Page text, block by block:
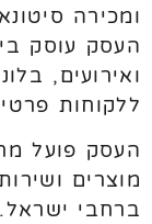
ומכירה
העסק עוסק
ואירועים,
ללקוחות
העסק פועל
מוצרים
ברחבי ישראל.